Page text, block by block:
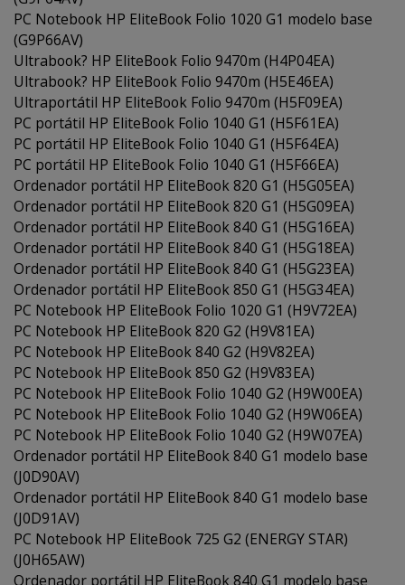
PC Notebook HP EliteBook Folio 1020 G1 modelo base
(G9P66AV)
Ultrabook? HP EliteBook Folio 9470m (H4P04EA)
Ultrabook? HP EliteBook Folio 9470m (H5E46EA)
Ultraportátil HP EliteBook Folio 9470m (H5F09EA)
PC portátil HP EliteBook Folio 1040 G1 (H5F61EA)
PC portátil HP EliteBook Folio 1040 G1 (H5F64EA)
PC portátil HP EliteBook Folio 1040 G1 (H5F66EA)
Ordenador portátil HP EliteBook 820 G1 (H5G05EA)
Ordenador portátil HP EliteBook 820 G1 (H5G09EA)
Ordenador portátil HP EliteBook 840 G1 (H5G16EA)
Ordenador portátil HP EliteBook 840 G1 (H5G18EA)
Ordenador portátil HP EliteBook 840 G1 (H5G23EA)
Ordenador portátil HP EliteBook 850 G1 (H5G34EA)
PC Notebook HP EliteBook Folio 1020 G1 (H9V72EA)
PC Notebook HP EliteBook 820 G2 (H9V81EA)
PC Notebook HP EliteBook 840 G2 (H9V82EA)
PC Notebook HP EliteBook 850 G2 (H9V83EA)
PC Notebook HP EliteBook Folio 1040 G2 (H9W00EA)
PC Notebook HP EliteBook Folio 1040 G2 (H9W06EA)
PC Notebook HP EliteBook Folio 1040 G2 (H9W07EA)
Ordenador portátil HP EliteBook 840 G1 modelo base
(J0D90AV)
Ordenador portátil HP EliteBook 840 G1 modelo base
(J0D91AV)
PC Notebook HP EliteBook 725 G2 (ENERGY STAR)
(J0H65AW)
Ordenador portátil HP EliteBook 840 G1 modelo base